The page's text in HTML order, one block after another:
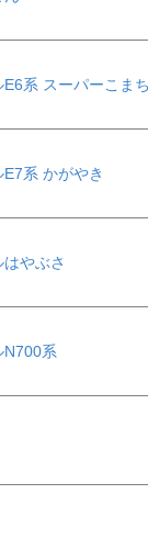
系 スーパーこま
系 かがやき
やぶさ
N700系